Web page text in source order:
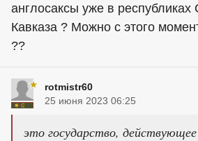
англосаксы уже в республиках
Кавказа ? Можно с этого
??
rotmistr60
25 июня 2023 06:25
это государство,